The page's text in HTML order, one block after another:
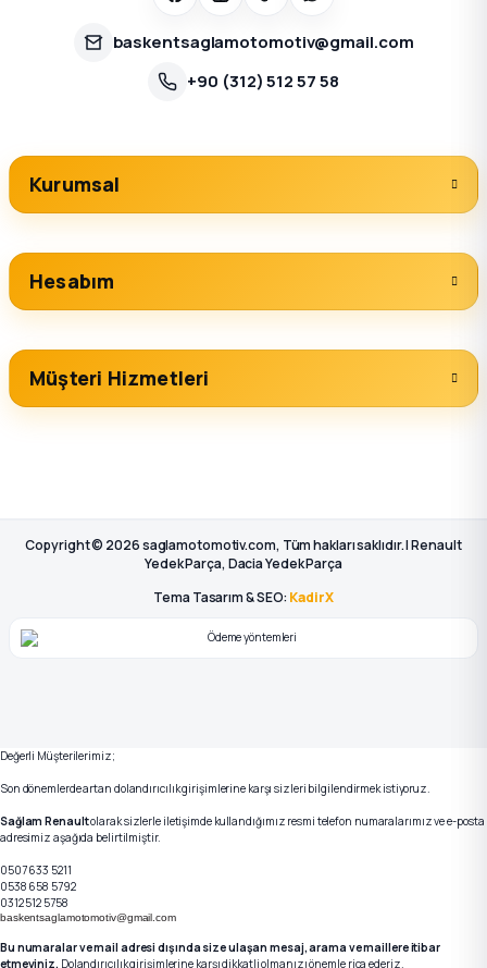
baskentsaglamotomotiv@gmail.com
+90 (312) 512 57 58
Kurumsal
Hesabım
Müşteri Hizmetleri
Copyright © 2026 saglamotomotiv.com, Tüm hakları saklıdır. | Renault
Yedek Parça, Dacia Yedek Parça
Tema Tasarım & SEO: KadirX
Değerli Müşterilerimiz;
Son dönemlerde artan dolandırıcılık girişimlerine karşı sizleri bilgilendirmek istiyoruz.
Sağlam Renaultolarak sizlerle iletişimde kullandığımız resmi telefon numaralarımız ve e-posta
adresimiz aşağıda belirtilmiştir.
0507 633 5211
0538 658 5792
0312 512 5758
baskentsaglamotomotiv@gmail.com
Bu numaralar ve mail adresi dışında size ulaşan mesaj, arama ve maillere itibar
etmeyiniz. Dolandırıcılık girişimlerine karşı dikkatli olmanızı önemle rica ederiz.